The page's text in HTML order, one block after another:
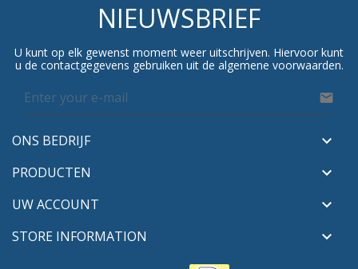
NIEUWSBRIEF
U kunt op elk gewenst moment weer uitschrijven. Hiervoor kunt
u de contactgegevens gebruiken uit de algemene voorwaarden.

ONS BEDRIJF 
PRODUCTEN 
UW ACCOUNT 
STORE INFORMATION 